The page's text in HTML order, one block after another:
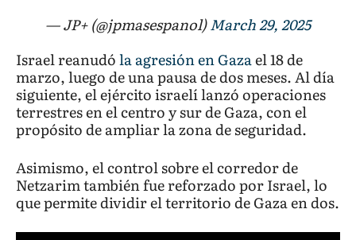
— JP+ (@jpmasespanol)March 29, 2025
Israel reanudóla agresión en Gazael 18 de
marzo, luego de una pausa de dos meses. Al día
siguiente, el ejército israelí lanzó operaciones
terrestres en el centro y sur de Gaza, con el
propósito de ampliar la zona de seguridad.
Asimismo, el control sobre el corredor de
Netzarim también fue reforzado por Israel, lo
que permite dividir el territorio de Gaza en dos.